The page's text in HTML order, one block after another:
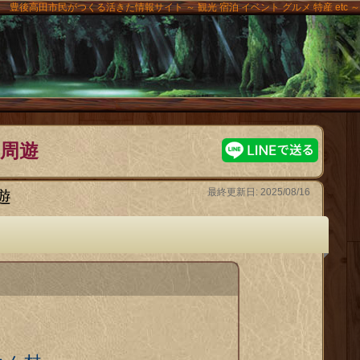
豊後高田市民がつくる活きた情報サイト ～ 観光 宿泊 イベント グルメ 特産 etc ～
田
遊
最終更新日: 2025/08/16